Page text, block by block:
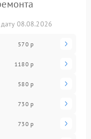
08.08.2026
570 р
1180 р
580 р
730 р
730 р